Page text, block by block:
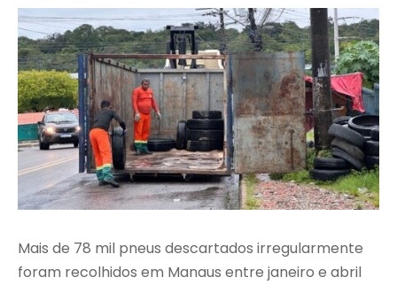
Mais de 78 mil pneus descartados irregularmente
foram recolhidos em Manaus entre janeiro e abril